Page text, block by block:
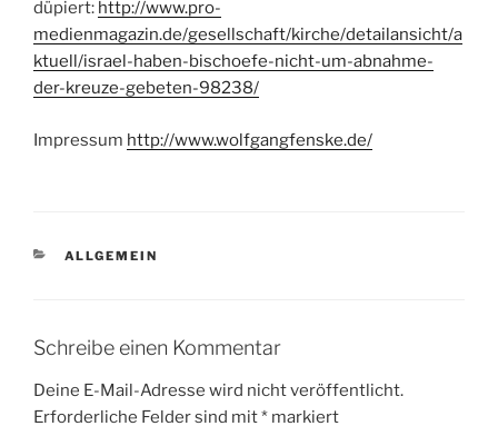
düpiert: http://www.pro-
medienmagazin.de/gesellschaft/kirche/detailansicht/a
ktuell/israel-haben-bischoefe-nicht-um-abnahme-
der-kreuze-gebeten-98238/
Impressum http://www.wolfgangfenske.de/
KATEGORIEN
ALLGEMEIN
Schreibe einen Kommentar
Deine E-Mail-Adresse wird nicht veröffentlicht.
Erforderliche Felder sind mit* markiert